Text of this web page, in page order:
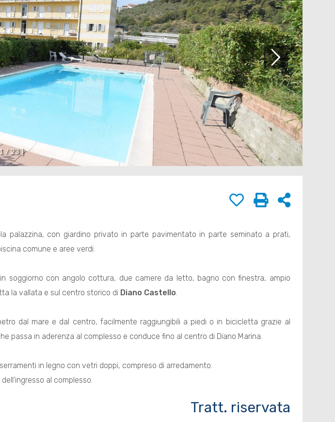
di aver preso visione dell'informativa privacy.
INVIA
1 / 23 ]
palazzina, con giardino privato in parte pavimentato in parte seminato a prati,
comune e aree verdi.
soggiorno con angolo cottura, due camere da letto, bagno con finestra, ampio
la vallata e sul centro storico di Diano Castello.
dal mare e dal centro, facilmente raggiungibili a piedi o in bicicletta grazie al
passa in aderenza al complesso e conduce fino al centro di Diano Marina.
in legno con vetri doppi, compreso di arredamento.
al complesso.
Tratt. riservata